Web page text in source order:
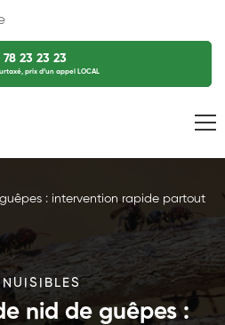
23 23 23
prix d’un appel LOCAL
: intervention rapide partout
NUISIBLES
nid de guêpes :